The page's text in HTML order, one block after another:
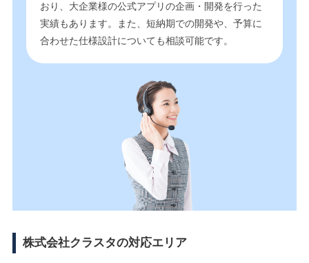
おり、大企業様の公式アプリの企画・開発を行った
実績もあります。また、短納期での開発や、予算に
合わせた仕様設計についても相談可能です。
株式会社クラスタの対応エリア